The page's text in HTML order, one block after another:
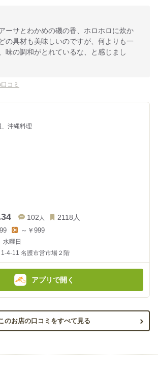
ーサとわかめの磯の香、ホロホロに炊か
の具材も美味しいのですが、何よりも一
味の調和がとれているな、と感じまし
コミ
沖縄料理
102 人 2118人
昼
の
金
～￥999
水曜日
4-11 名護市営市場２階
アプリで開く
のお店の口コミをすべて見る